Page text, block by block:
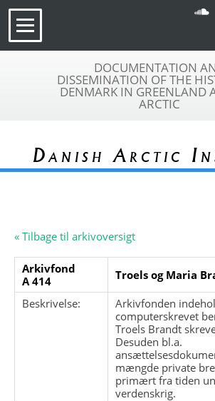
DOCUMENTATION
DISSEMINATION OF THE
DENMARK IN GREENLAND
ARCTIC
Danish Arctic
« Tilbage til arkivoversigt
Arkivfond
A 414
Troels og Maria
Beskrivelse:
Arkivfonden
computerskrevet
Troels Brandt
Desuden bl.a.
mængde private
primært fra tiden
verdenskrig.